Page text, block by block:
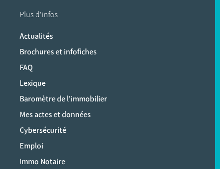
Plus d'infos
Actualités
Brochures et infofiches
FAQ
Lexique
Baromètre de l'immobilier
Mes actes et données
Cybersécurité
Emploi
Immo Notaire